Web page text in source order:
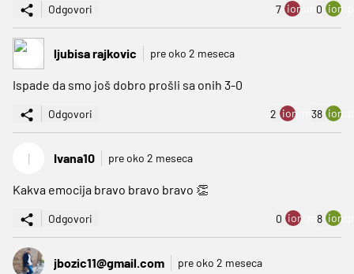
Odgovori 7 ion:minus
0
ljubisa rajkovic pre oko 2 meseca
Ispade da smo još dobro prošli sa onih 3-0
Odgovori 2 ion:minus
38
I Ivana10 pre oko 2 meseca
Kakva emocija bravo bravo bravo 👏
Odgovori 0 ion:minus
8
jbozic11@gmail.com pre oko 2 meseca